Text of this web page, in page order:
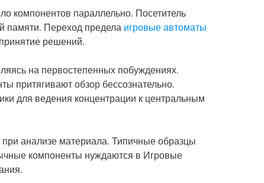
компонентов параллельно. Посетитель
памяти. Переход предела игровые автоматы
решений.
на первостепенных побуждениях.
притягивают обзор бессознательно.
для ведения концентрации к центральным
анализе материала. Типичные образцы
компоненты нуждаются в Игровые